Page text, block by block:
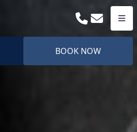
PhoneEmail
BOOK NOW